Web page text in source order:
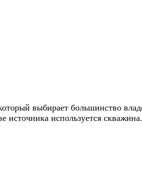
выбирает большинство
источника используется